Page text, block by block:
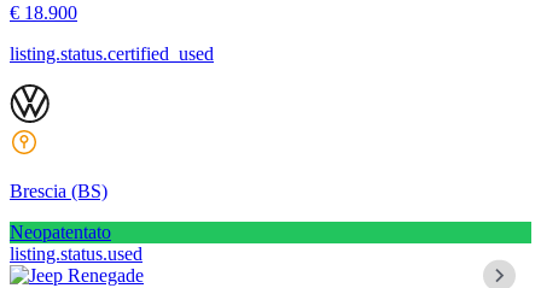
€ 18.900
listing.status.certified_used
Brescia (BS)
Neopatentato
listing.status.used